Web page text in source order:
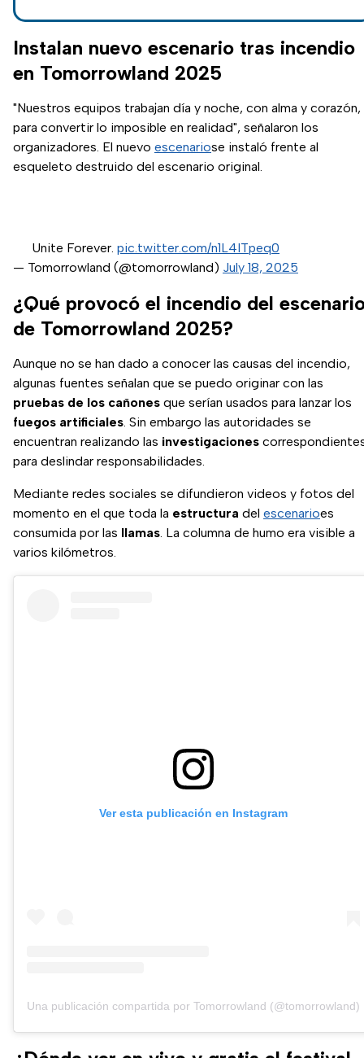
consumido por las
llamas.
Instalan nuevo escenario tras incendio
en Tomorrowland 2025
"Nuestros equipos trabajan día y noche, con alma y corazón,
para convertir lo imposible en realidad", señalaron los
organizadores. El nuevo escenariose instaló frente al
esqueleto destruido del escenario original.
Unite Forever. pic.twitter.com/n1L4ITpeq0
— Tomorrowland (@tomorrowland) July 18, 2025
¿Qué provocó el incendio del
de Tomorrowland 2025?
Aunque no se han dado a conocer las causas del incendio,
algunas fuentes señalan que se puedo originar con las
pruebas de los cañones que serían usados para lanzar los
fuegos artificiales . Sin embargo las autoridades se
encuentran realizando las investigaciones
para deslindar responsabilidades.
Mediante redes sociales se difundieron videos y fotos del
momento en el que toda la estructura del escenarioes
consumida por las llamas . La columna de humo era visible a
varios kilómetros.
Ver esta publicación en Instagram
Una publicación compartida por Tomorrowland (@tomorrowland)